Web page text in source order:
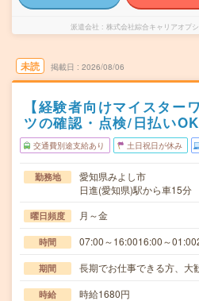
派遣会社 株式会社綜合キャリアオプ
未読 掲載日 2026/08/06
【経験者向けマイスター
ツの確認・点検/日払いOK
交通費別途支給あり 土日祝日が休み
勤務地
愛知県みよし市
日進(愛知県)駅から車15分
曜日頻度 月～金
時間 07:00～16:0016:00～
期間 長期でお仕事できる方、大
時給 時給1680円